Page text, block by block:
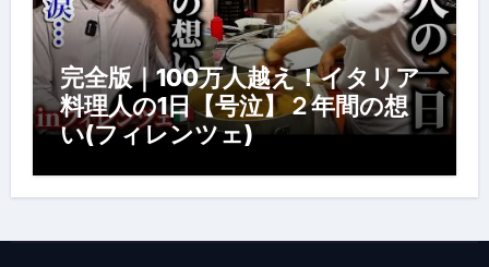
完全版｜100万人越え！イタリア
料理人の1日【号泣】２年間の想
い(フィレンツェ)